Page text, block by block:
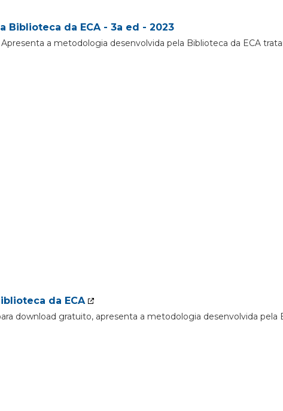
Biblioteca da ECA - 3a ed - 2023
a metodologia desenvolvida pela Biblioteca da ECA
da ECA
download gratuito, apresenta a metodologia desenvolvida